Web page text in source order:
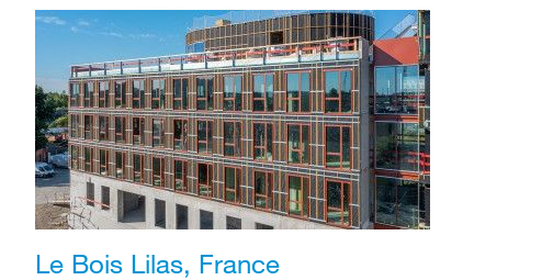
Le Bois Lilas, France